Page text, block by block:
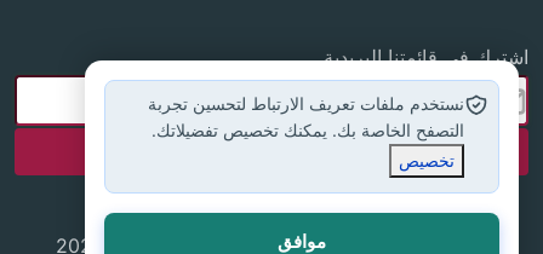
اشترك في قائمتنا البريدية
جميع الحقوق محفوظة لموقع إسلام أون لاين © 2025
نستخدم ملفات تعريف الارتباط لتحسين تجربة
التصفح الخاصة بك. يمكنك تخصيص تفضيلاتك.
تخصيص
موافق